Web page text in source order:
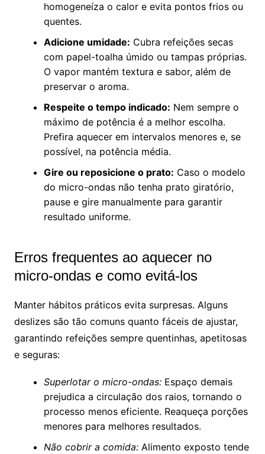
homogeneíza o calor e evita pontos frios ou
quentes.
Adicione umidade: Cubra refeições secas
com papel-toalha úmido ou tampas próprias.
O vapor mantém textura e sabor, além de
preservar o aroma.
Respeite o tempo indicado: Nem sempre o
máximo de potência é a melhor escolha.
Prefira aquecer em intervalos menores e, se
possível, na potência média.
Gire ou reposicione o prato: Caso o modelo
do micro-ondas não tenha prato giratório,
pause e gire manualmente para garantir
resultado uniforme.
Erros frequentes ao aquecer no
micro-ondas e como evitá-los
Manter hábitos práticos evita surpresas. Alguns
deslizes são tão comuns quanto fáceis de ajustar,
garantindo refeições sempre quentinhas, apetitosas
e seguras:
Superlotar o micro-ondas:Espaço demais
prejudica a circulação dos raios, tornando o
processo menos eficiente. Reaqueça porções
menores para melhores resultados.
Não cobrir a comida:Alimento exposto tende